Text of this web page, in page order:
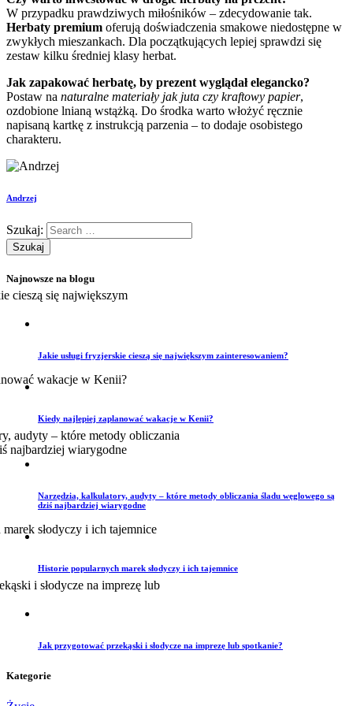
W przypadku prawdziwych miłośników – zdecydowanie tak.
Herbaty premium oferują doświadczenia smakowe niedostępne w
zwykłych mieszankach. Dla początkujących lepiej sprawdzi się
zestaw kilku średniej klasy herbat.
Jak zapakować herbatę, by prezent wyglądał elegancko?
Postaw na naturalne materiały jak juta czy kraftowy papier,
ozdobione lnianą wstążką. Do środka warto włożyć ręcznie
napisaną kartkę z instrukcją parzenia – to dodaje osobistego
charakteru.
Andrzej
Szukaj:
Najnowsze na blogu
Jakie usługi fryzjerskie cieszą się największym zainteresowaniem?
Kiedy najlepiej zaplanować wakacje w Kenii?
Narzędzia, kalkulatory, audyty – które metody obliczania śladu węglowego są
dziś najbardziej wiarygodne
Historie popularnych marek słodyczy i ich tajemnice
Jak przygotować przekąski i słodycze na imprezę lub spotkanie?
Kategorie